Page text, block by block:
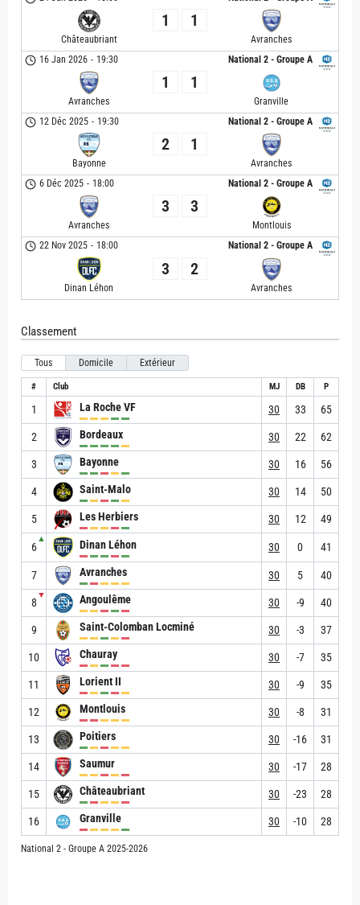
Châteaubriant
1 1
Avranches
National 2 - Groupe A
16 Jan 2026 - 19:30
Avranches
1 1
Granville
National 2 - Groupe A
12 Déc 2025 - 19:30
Bayonne
2 1
Avranches
National 2 - Groupe A
6 Déc 2025 - 18:00
Avranches
3 3
Montlouis
National 2 - Groupe A
22 Nov 2025 - 18:00
Dinan Léhon
3 2
Avranches
Classement
Tous Domicile Extérieur
# Club MJ DB P
1 La Roche VF 30 33 65
2 Bordeaux 30 22 62
3 Bayonne 30 16 56
4 Saint-Malo 30 14 50
5 Les Herbiers 30 12 49
6
▲ Dinan Léhon 30 0 41
7 Avranches 30 5 40
8
▼ Angoulême 30 -9 40
9 Saint-Colomban Locminé 30 -3 37
10 Chauray 30 -7 35
11 Lorient II 30 -9 35
12 Montlouis 30 -8 31
13 Poitiers 30 -16 31
14 Saumur 30 -17 28
15 Châteaubriant 30 -23 28
16 Granville 30 -10 28
National 2 - Groupe A 2025-2026